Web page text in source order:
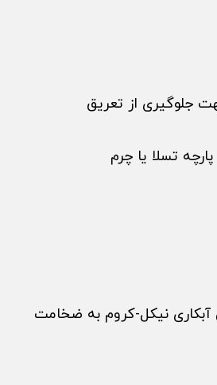
جلوگیری از تعریق
آبکاری نیکل-کروم به ضخامت